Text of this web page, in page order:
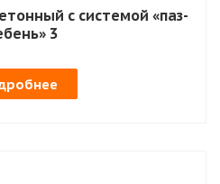
с системой «паз-
3